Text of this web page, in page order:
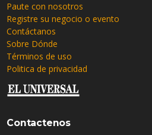
Paute con nosotros
Registre su negocio o evento
Contáctanos
Sobre Dónde
Términos de uso
Politica de privacidad
Contactenos